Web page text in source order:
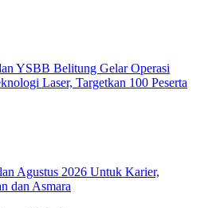
YSBB Belitung Gelar Operasi
Laser, Targetkan 100 Peserta
Agustus 2026 Untuk Karier,
dan Asmara